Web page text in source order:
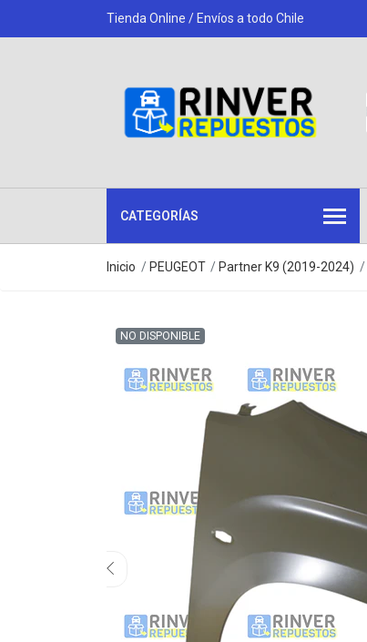
Tienda Online / Envíos a todo Chile
CATEGORÍAS
Inicio PEUGEOT Partner K9 (2019-2024)
NO DISPONIBLE